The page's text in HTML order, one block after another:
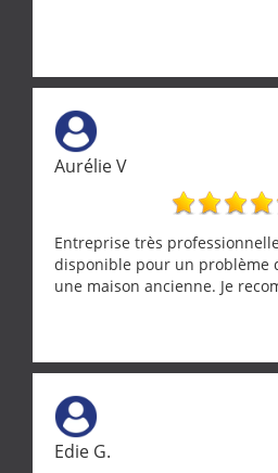
Aurélie V
Entreprise très
disponible pour un problème
une maison ancienne. Je
Edie G.